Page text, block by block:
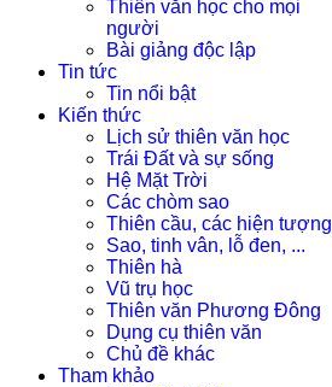
Thiên văn học cho mọi
người
Bài giảng độc lập
Tin tức
Tin nổi bật
Kiến thức
Lịch sử thiên văn học
Trái Đất và sự sống
Hệ Mặt Trời
Các chòm sao
Thiên cầu, các hiện tượng
Sao, tinh vân, lỗ đen, ...
Thiên hà
Vũ trụ học
Thiên văn Phương Đông
Dụng cụ thiên văn
Chủ đề khác
Tham khảo